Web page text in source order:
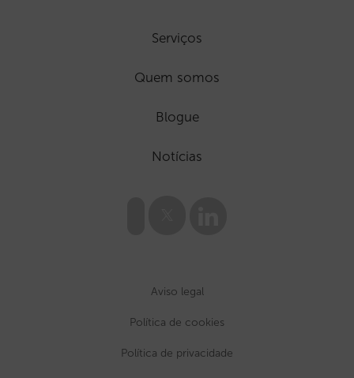
Serviços
Quem somos
Blogue
Notícias
Aviso legal
Política de cookies
Política de privacidade